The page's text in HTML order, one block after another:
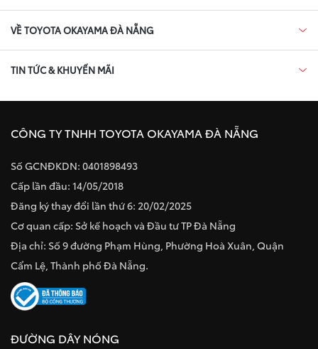
VỀ TOYOTA OKAYAMA ĐÀ NẴNG
TIN TỨC & KHUYẾN MÃI
CÔNG TY TNHH TOYOTA OKAYAMA ĐÀ NẴNG
Số GCNĐKDN: 0401898493
Cấp lần đầu: 14/05/2018
Đăng ký thay đổi lần thứ 6: 20/02/2025
Cơ quan cấp: Sở kế hoạch và Đầu tư TP Đà Nẵng
Địa chỉ: Số 9 đường Phạm Hùng, Phường Hoà Xuân, Quận
Cẩm Lệ, Thành phố Đà Nẵng.
ĐƯỜNG DÂY NÓNG